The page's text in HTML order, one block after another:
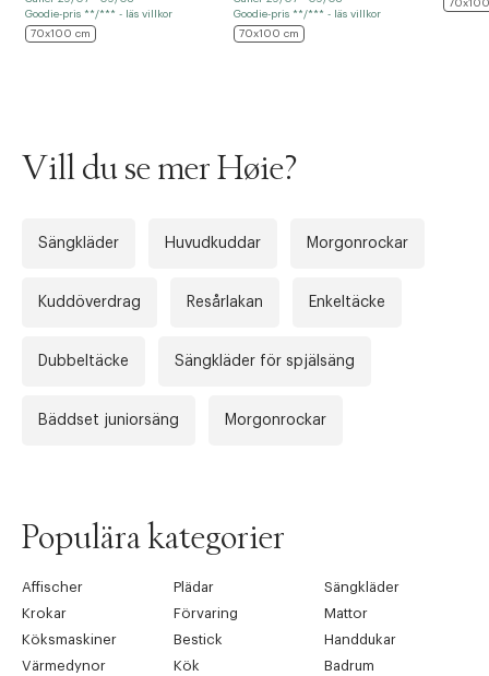
Goodie-pris **/*** - läs villkor
70x100 cm
Goodie-pris **/*** - läs villkor
70x100 cm
Tidigare
Vill du se mer Høie?
Sängkläder Huvudkuddar Morgonrockar
Kuddöverdrag Resårlakan Enkeltäcke
Dubbeltäcke Sängkläder för spjälsäng
Bäddset juniorsäng Morgonrockar
Populära kategorier
Affischer Plädar
Sängkläder
Krokar
Förvaring
Mattor
Köksmaskiner
Bestick
Handdukar
Värmedynor
Kök
Badrum